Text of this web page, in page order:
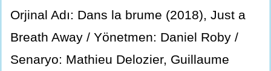
Orjinal Adı: Dans la brume (2018), Just a
Breath Away / Yönetmen: Daniel Roby /
Senaryo: Mathieu Delozier, Guillaume